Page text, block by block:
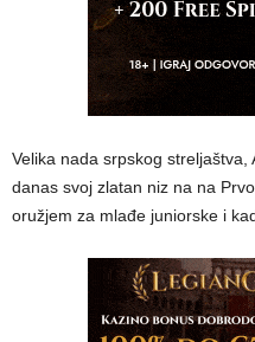
Velika nada srpskog
danas svoj zlatan niz na na
oružjem za mlađe juniorske i